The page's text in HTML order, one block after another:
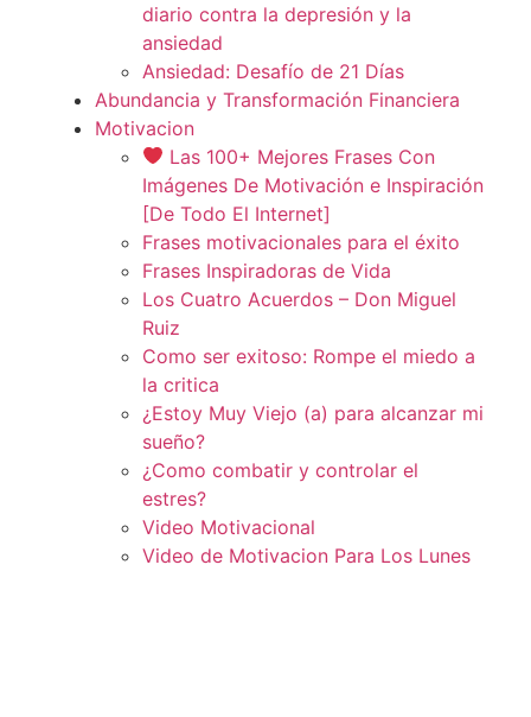
diario contra la depresión y la
ansiedad
Ansiedad: Desafío de 21 Días
Abundancia y Transformación Financiera
Motivacion
Las 100+ Mejores Frases Con
Imágenes De Motivación e Inspiración
[De Todo El Internet]
Frases motivacionales para el éxito
Frases Inspiradoras de Vida
Los Cuatro Acuerdos – Don Miguel
Ruiz
Como ser exitoso: Rompe el miedo a
la critica
¿Estoy Muy Viejo (a) para alcanzar mi
sueño?
¿Como combatir y controlar el
estres?
Video Motivacional
Video de Motivacion Para Los Lunes